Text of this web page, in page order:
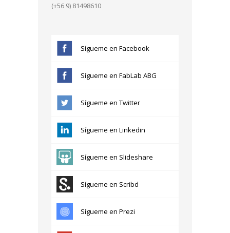
(+56 9) 81498610
Sígueme en Facebook
Sígueme en FabLab ABG
Sígueme en Twitter
Sígueme en Linkedin
Sígueme en Slideshare
Sígueme en Scribd
Sígueme en Prezi